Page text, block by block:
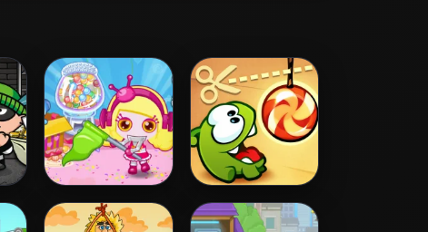
Bomb It 5 Cut the Rope